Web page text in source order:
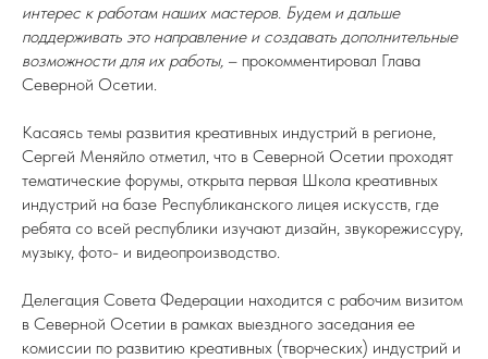
интерес к работам наших мастеров. Будем и дальше
поддерживать это направление и создавать дополнительные
возможности для их работы, – прокомментировал Глава
Северной Осетии.
Касаясь темы развития креативных индустрий в регионе,
Сергей Меняйло отметил, что в Северной Осетии проходят
тематические форумы, открыта первая Школа креативных
индустрий на базе Республиканского лицея искусств, где
ребята со всей республики изучают дизайн, звукорежиссуру,
музыку, фото- и видеопроизводство.
Делегация Совета Федерации находится с рабочим визитом
в Северной Осетии в рамках выездного заседания ее
комиссии по развитию креативных (творческих) индустрий и